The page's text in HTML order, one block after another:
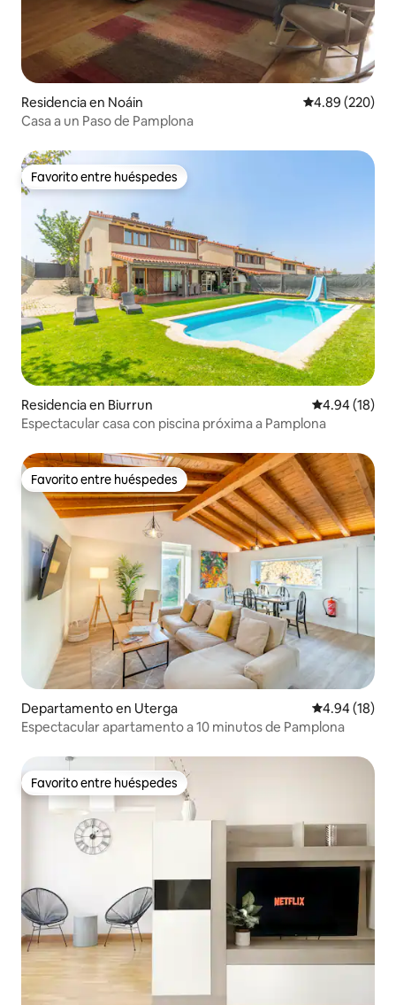
Residencia en Noáin Calificación
4.89 (220)
Casa a un Paso de Pamplona
Favorito entre huéspedes
Favorito entre huéspedes
Residencia en Biurrun Calificación
4.94 (18)
Espectacular casa con piscina próxima a Pamplona
Favorito entre huéspedes
Favorito entre huéspedes
Departamento en Uterga Calificación
4.94 (18)
Espectacular apartamento a 10 minutos de Pamplona
Favorito entre huéspedes
Favorito entre huéspedes